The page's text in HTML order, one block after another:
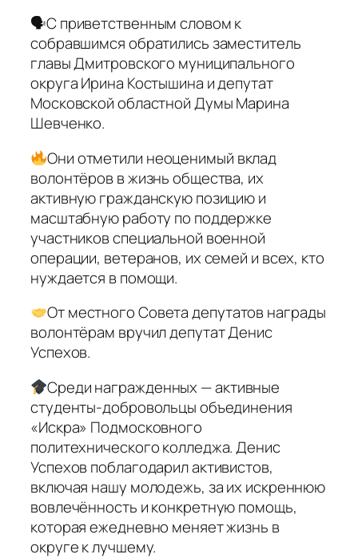
🗣С приветственным словом к
собравшимся обратились заместитель
главы Дмитровского муниципального
округа Ирина Костышина и депутат
Московской областной Думы Марина
Шевченко.
Они отметили неоценимый вклад
волонтёров в жизнь общества, их
активную гражданскую позицию и
масштабную работу по поддержке
участников специальной военной
операции, ветеранов, их семей и всех, кто
нуждается в помощи.
От местного Совета депутатов награды
волонтёрам вручил депутат Денис
Успехов.
Среди награжденных — активные
студенты-добровольцы объединения
«Искра» Подмосковного
политехнического колледжа. Денис
Успехов поблагодарил активистов,
включая нашу молодежь, за их искреннюю
вовлечённость и конкретную помощь,
которая ежедневно меняет жизнь в
округе к лучшему.